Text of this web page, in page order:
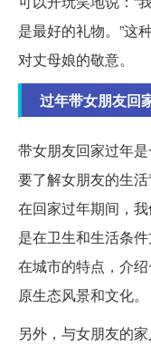
是最好的礼物。”这
对丈母娘的敬意。
过年带女朋友回
带女朋友回家过年
要了解女朋友的生
在回家过年期间，
是在卫生和生活条
在城市的特点，介
原生态风景和文化。
另外，与女朋友的